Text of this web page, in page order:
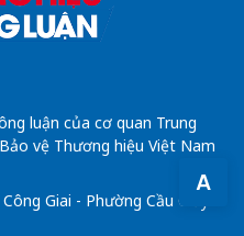
A
luận của cơ quan Trung
vệ Thương hiệu Việt Nam
Giai - Phường Cầu Giấy -